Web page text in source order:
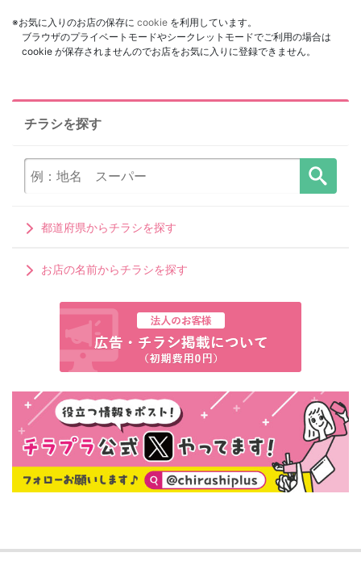
※お気に入りのお店の保存に cookie を利用しています。
ブラウザのプライベートモードやシークレットモードでご利用の場合は
cookie が保存されませんのでお店をお気に入りに登録できません。
チラシを探す
都道府県からチラシを探す
お店の名前からチラシを探す